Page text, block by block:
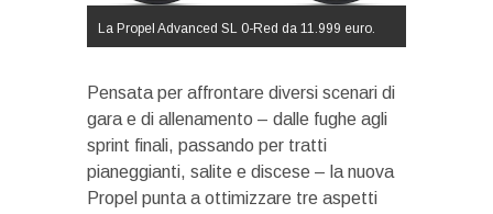
La Propel Advanced SL 0-Red da 11.999 euro.
Pensata per affrontare diversi scenari di
gara e di allenamento – dalle fughe agli
sprint finali, passando per tratti
pianeggianti, salite e discese – la nuova
Propel punta a ottimizzare tre aspetti